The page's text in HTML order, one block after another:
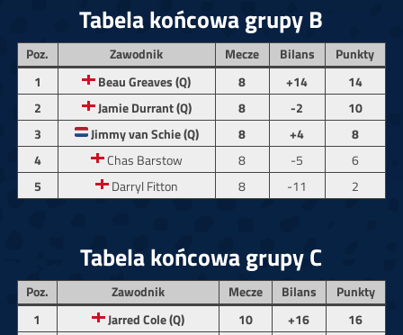
Tabela końcowa grupy B
Poz. Zawodnik Mecze Bilans
Punkty
1
Beau Greaves (Q) 8 +14
14
2
Jamie Durrant (Q) 8 -2
10
3
Jimmy van Schie (Q) 8 +4
8
4
Chas Barstow 8 -5
6
5
Darryl Fitton 8 -11 2
Tabela końcowa grupy C
Poz. Zawodnik Mecze Bilans
Punkty
1
Jarred Cole (Q) 10 +16 16